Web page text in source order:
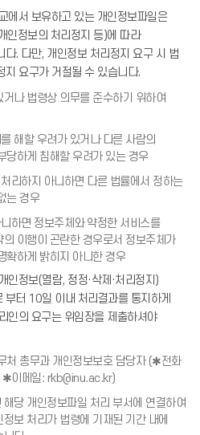
에서 보유하고 있는 개인정보파일은
인정보의 처리정지 등)에 따라
다. 다만, 개인정보 처리정지 요구 시 법
요구가 거절될 수 있습니다.
나 법령상 의무를 준수하기 위하여
해할 우려가 있거나 다른 사람의
당하게 침해할 우려가 있는 경우
리하지 아니하면 다른 법률에서 정하는
는 경우
하면 정보주체와 약정한 서비스를
이행이 곤란한 경우로서 정보주체가
확하게 밝히지 아니한 경우
인정보(열람, 정정·삭제·처리정지)
부터 10일 이내 처리결과를 통지하게
인의 요구는 위임장을 제출하셔야
처 총무과 개인정보보호 담당자 (✱전화
메일: rkb@inu.ac.kr)
당 개인정보파일 처리 부서에 연결하여
보 처리가 법령에 기재된 기간 내에